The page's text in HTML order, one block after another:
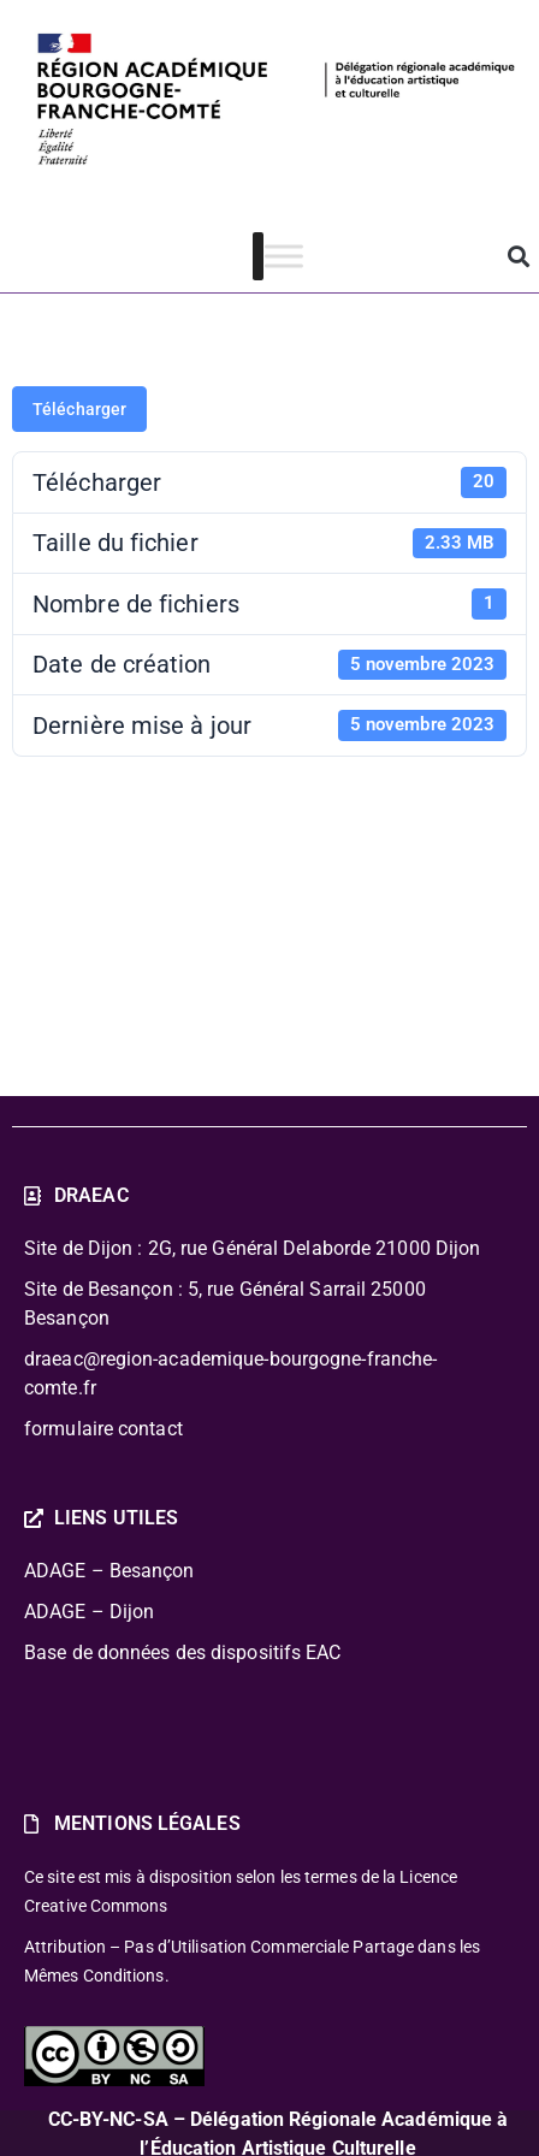
Dis-moi dix
mots 2023-
2024 – Livret
Télécharger
Télécharger 20
Taille du fichier 2.33 MB
Nombre de fichiers 1
Date de création 5 novembre 2023
Dernière mise à jour 5 novembre 2023
DRAEAC
Site de Dijon : 2G, rue Général Delaborde 21000 Dijon
Site de Besançon : 5, rue Général Sarrail 25000
Besançon
draeac@region-academique-bourgogne-franche-
comte.fr
formulaire contact
LIENS UTILES
ADAGE – Besançon
ADAGE – Dijon
Base de données des dispositifs EAC
MENTIONS LÉGALES
Ce site est mis à disposition selon les termes de la Licence
Creative Commons
Attribution – Pas d’Utilisation Commerciale Partage dans les
Mêmes Conditions.
CC-BY-NC-SA – Délégation Régionale Académique à
l’Éducation Artistique Culturelle